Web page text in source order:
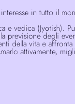
in tutto il
e vedica
previsione degli
della vita e
attivamente,